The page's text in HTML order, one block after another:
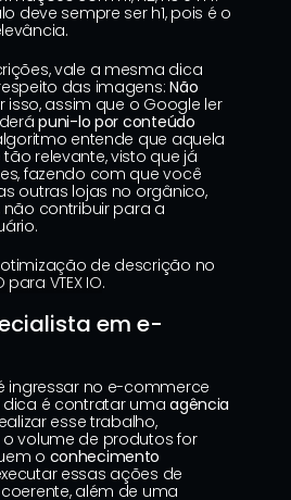
deve sempre ser h1, pois é o
vale a mesma dica
das imagens: Não
isso, assim que o Google ler
puni-lo por conteúdo
entende que aquela
relevante, visto que já
fazendo com que você
outras lojas no orgânico,
não contribuir para a
de descrição no
para VTEX IO.
em e-
ingressar no e-commerce
dica é contratar uma agência
esse trabalho,
volume de produtos for
o conhecimento
essas ações de
além de uma